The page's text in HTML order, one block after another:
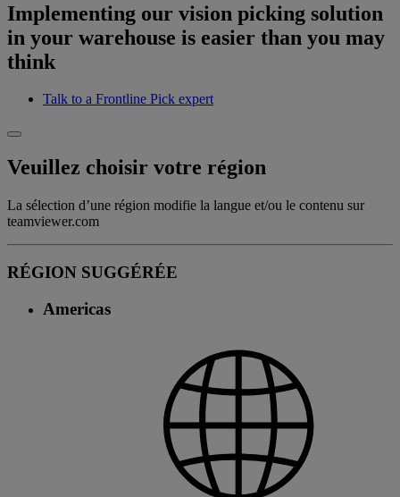
Implementing our vision picking solution
in your warehouse is easier than you may
think
Talk to a Frontline Pick expert
Veuillez choisir votre région
La sélection d’une région modifie la langue et/ou le contenu sur
teamviewer.com
RÉGION SUGGÉRÉE
Americas